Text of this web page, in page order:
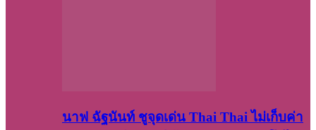
นาฟ ฉัฐนันท์ ชูจุดเด่น Thai Thai ไม่เก็บค่า